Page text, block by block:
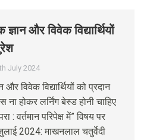
और विवेक विद्यार्थियों
July 2024
विवेक विद्यार्थियों को प्रदान
होकर लर्निंग बेस्ड होनी चाहिए
: वर्तमान परिपेक्ष में” विषय पर
2024: माखनलाल चतुर्वेदी